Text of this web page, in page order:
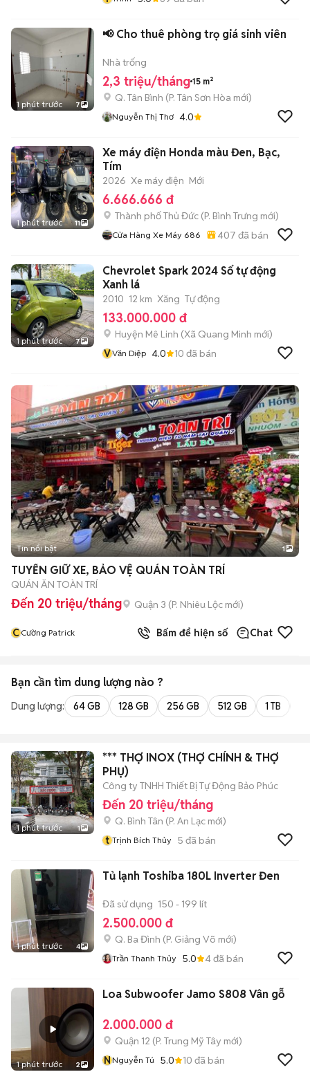
1 phút trước 7
📢 Cho thuê phòng trọ giá sinh viên
Nhà trống
2,3 triệu/tháng 15 m²
Q. Tân Bình (P. Tân Sơn Hòa mới)
Nguyễn Thị Thơ 4.0
1 phút trước 11
Xe máy điện Honda màu Đen, Bạc,
Tím
2026 Xe máy điện Mới
6.666.666 đ
Thành phố Thủ Đức (P. Bình Trưng mới)
Cửa Hàng Xe Máy 686 407 đã bán
1 phút trước 7
Chevrolet Spark 2024 Số tự động
Xanh lá
2010 12 km Xăng Tự động
133.000.000 đ
Huyện Mê Linh (Xã Quang Minh mới)
VVăn Diệp 4.0 10 đã bán
Tin nổi bật 1
TUYỂN GIỮ XE, BẢO VỆ QUÁN TOÀN TRÍ
QUÁN ĂN TOÀN TRÍ
Đến 20 triệu/tháng Quận 3 (P. Nhiêu Lộc mới)
CCường Patrick Bấm để hiện số Chat
Bạn cần tìm dung lượng nào ?
Dung lượng: 64 GB 128 GB 256 GB 512 GB 1 TB
1 phút trước 1
*** THỢ INOX (THỢ CHÍNH & THỢ
PHỤ)
Công ty TNHH Thiết Bị Tự Động Bảo Phúc
Đến 20 triệu/tháng
Q. Bình Tân (P. An Lạc mới)
t Trịnh Bích Thủy 5 đã bán
1 phút trước 4
Tủ lạnh Toshiba 180L Inverter Đen
Đã sử dụng 150 - 199 lít
2.500.000 đ
Q. Ba Đình (P. Giảng Võ mới)
Trần Thanh Thủy 5.0 4đã bán
1 phút trước 2
Loa Subwoofer Jamo S808 Vân gỗ
2.000.000 đ
Quận 12 (P. Trung Mỹ Tây mới)
NNguyễn Tú 5.0 10 đã bán